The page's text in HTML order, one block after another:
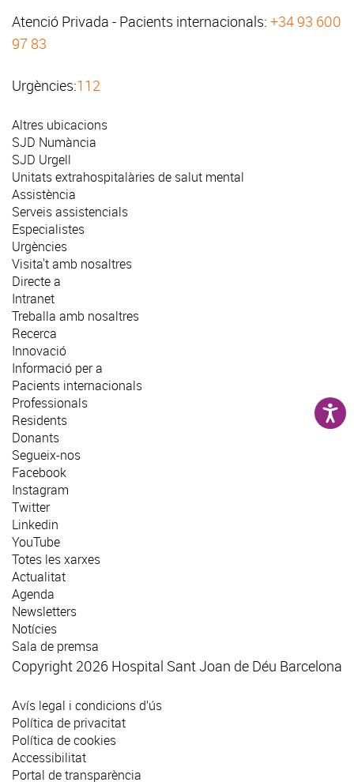
Atenció Privada - Pacients internacionals: +34 93 600
97 83
Urgències:112
Altres ubicacions
SJD Numància
SJD Urgell
Unitats extrahospitalàries de salut mental
Assistència
Serveis assistencials
Especialistes
Urgències
Visita't amb nosaltres
Directe a
Intranet
Treballa amb nosaltres
Recerca
Innovació
Informació per a
Pacients internacionals
Professionals
Residents
Donants
Segueix-nos
Facebook
Instagram
Twitter
Linkedin
YouTube
Totes les xarxes
Actualitat
Agenda
Newsletters
Notícies
Sala de premsa
Copyright 2026 Hospital Sant Joan de Déu Barcelona
Avís legal i condicions d’ús
Política de privacitat
Política de cookies
Accessibilitat
Portal de transparència